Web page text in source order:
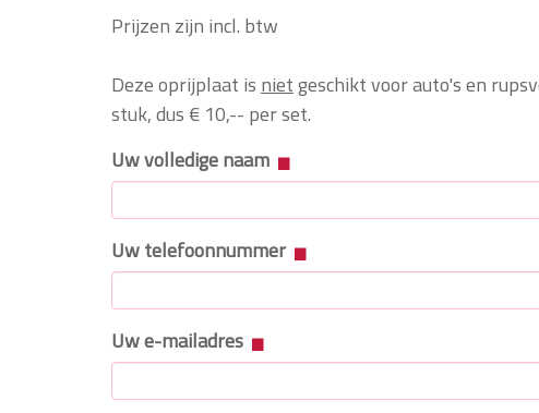
Prijzen zijn incl. btw
Deze oprijplaat is nietgeschikt voor auto's en
stuk, dus € 10,-- per set.
Uw volledige naam
Uw telefoonnummer
Uw e-mailadres